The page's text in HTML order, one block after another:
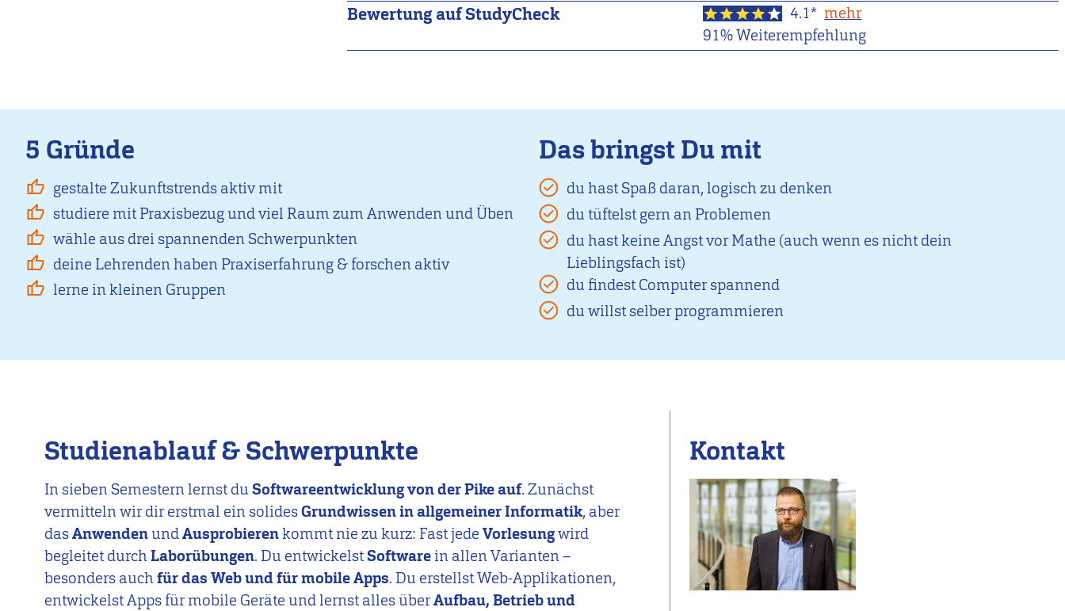
Bewertung auf StudyCheck 4.1* mehr
91% Weiterempfehlung
5 Gründe
gestalte Zukunftstrends aktiv mit
studiere mit Praxisbezug und viel Raum zum Anwenden und Üben
wähle aus drei spannenden Schwerpunkten
deine Lehrenden haben Praxiserfahrung & forschen aktiv
lerne in kleinen Gruppen
Das bringst Du mit
du hast Spaß daran, logisch zu denken
du tüftelst gern an Problemen
du hast keine Angst vor Mathe (auch wenn es nicht dein
Lieblingsfach ist)
du findest Computer spannend
du willst selber programmieren
Studienablauf & Schwerpunkte
In sieben Semestern lernst du Softwareentwicklung von der Pike auf. Zunächst
vermitteln wir dir erstmal ein solidesGrundwissen in allgemeiner Informatik, aber
dasAnwendenundAusprobierenkommt nie zu kurz: Fast jede Vorlesungwird
begleitet durch Laborübungen. Du entwickelstSoftware in allen Varianten –
besonders auch für das Web und für mobile Apps. Du erstellst Web-Applikationen,
entwickelst Apps für mobile Geräte und lernst alles überAufbau, Betrieb und
Kontakt